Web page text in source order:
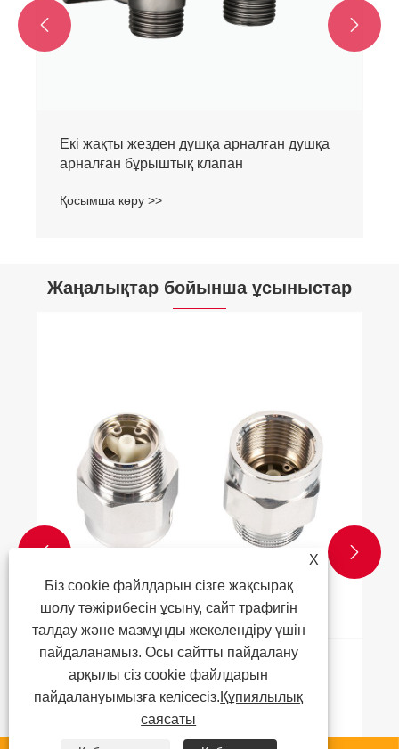
Екі жақты жезден душқа арналған душқа
арналған бұрыштық клапан
Қосымша көру >>
 
Жаңалықтар бойынша ұсыныстар
Ауа ағыны шектелген клапанның
қолданбалары қандай?
Қосымша көру >>
 
X
Біз cookie файлдарын сізге жақсырақ
шолу тәжірибесін ұсыну, сайт трафигін
талдау және мазмұнды жекелендіру үшін
пайдаланамыз. Осы сайтты пайдалану
арқылы сіз cookie файлдарын
пайдалануымызға келісесіз.Құпиялылық
саясаты